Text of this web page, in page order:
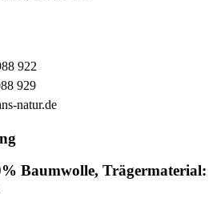
922
929
natur.de
Baumwolle, Trägermaterial: